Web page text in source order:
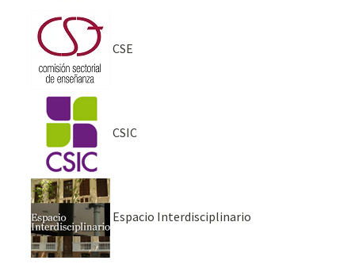
CSE
CSIC
Espacio Interdisciplinario